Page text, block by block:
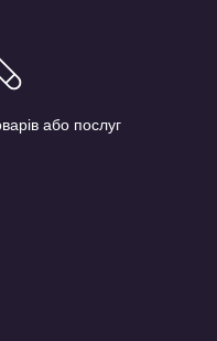
або послуг